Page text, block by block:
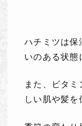
ハチミツは保
いのある状態
また、ビタ
しい肌や髪を